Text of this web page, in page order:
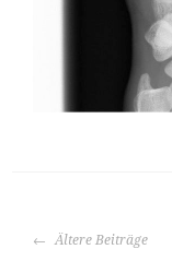
BEITRAGS-
Ältere Beiträge